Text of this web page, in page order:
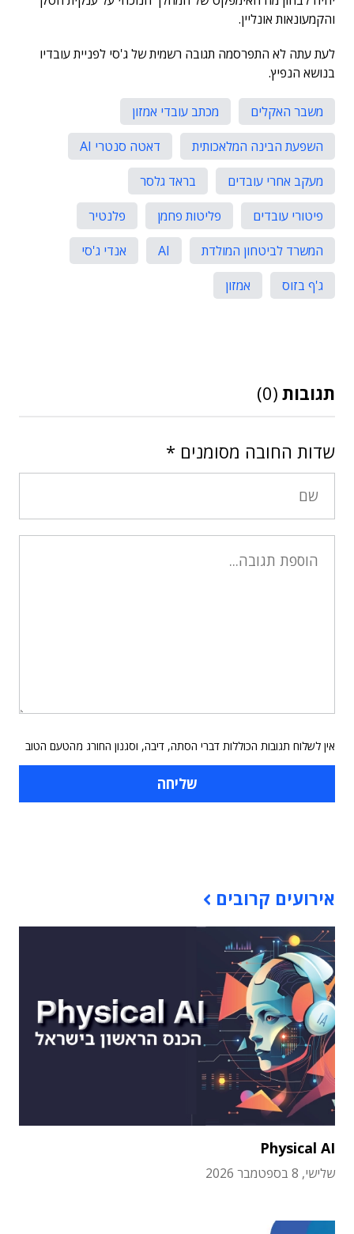
והקמעונאות אונליין.
לעת עתה לא התפרסמה תגובה רשמית של ג'סי לפניית עובדיו
בנושא הנפיץ.
משבר האקלים
מכתב עובדי אמזון
השפעת הבינה המלאכותית
דאטה סנטרי AI
מעקב אחרי עובדים
בראד גלסר
פיטורי עובדים
פליטות פחמן
פלנטיר
המשרד לביטחון המולדת
AI
אנדי ג'סי
ג'ף בזוס
אמזון
תגובות (0)
שדות החובה מסומנים *
אין לשלוח תגובות הכוללות דברי הסתה, דיבה, וסגנון החורג מהטעם הטוב
אירועים קרובים
Physical AI
שלישי, 8 בספטמבר 2026